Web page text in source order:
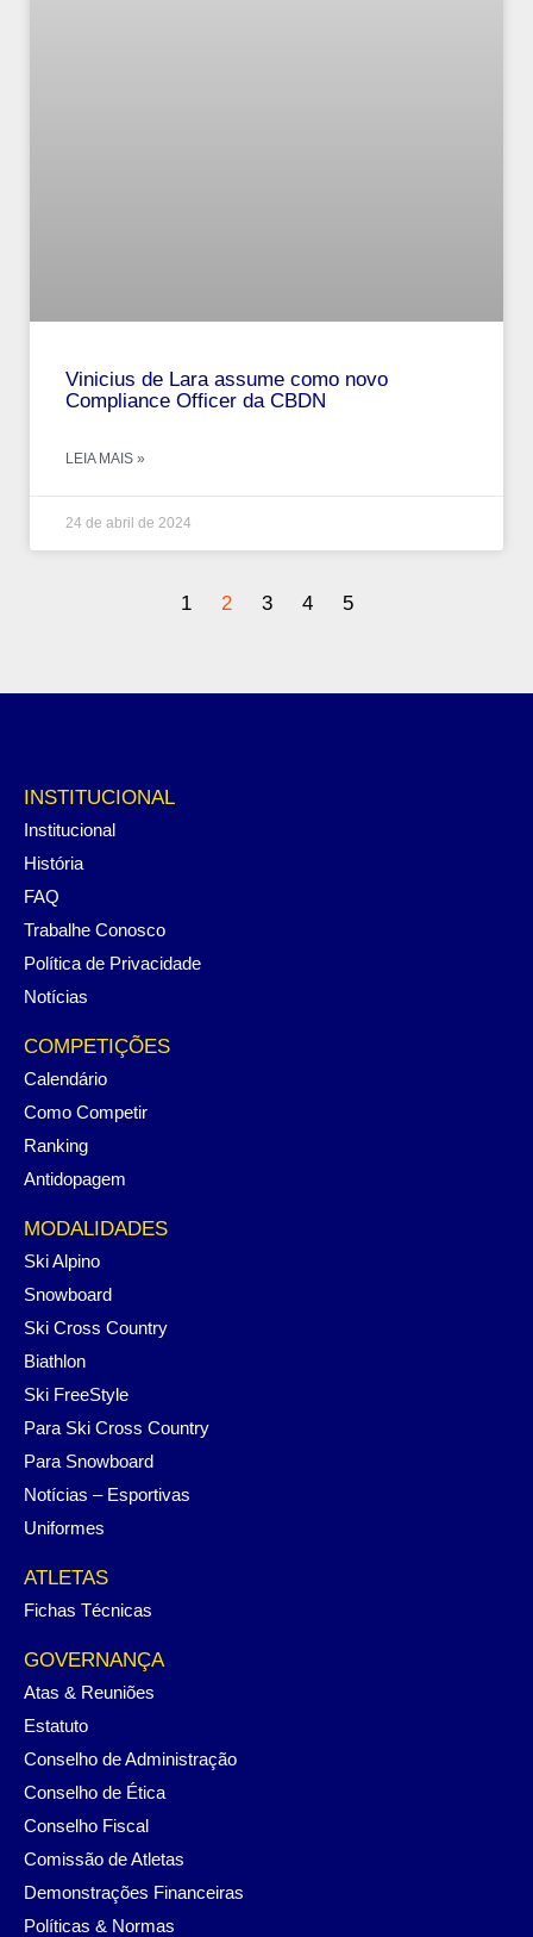
Vinicius de Lara assume como novo
Compliance Officer da CBDN
LEIA MAIS »
24 de abril de 2024
1 2 3 4 5
INSTITUCIONAL
Institucional
História
FAQ
Trabalhe Conosco
Política de Privacidade
Notícias
COMPETIÇÕES
Calendário
Como Competir
Ranking
Antidopagem
MODALIDADES
Ski Alpino
Snowboard
Ski Cross Country
Biathlon
Ski FreeStyle
Para Ski Cross Country
Para Snowboard
Notícias – Esportivas
Uniformes
ATLETAS
Fichas Técnicas
GOVERNANÇA
Atas & Reuniões
Estatuto
Conselho de Administração
Conselho de Ética
Conselho Fiscal
Comissão de Atletas
Demonstrações Financeiras
Políticas & Normas